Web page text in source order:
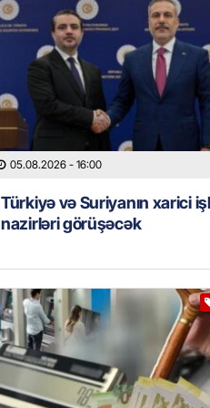
05.08.2026 - 16:00
Türkiyə və Suriyanın xarici
nazirləri görüşəcək